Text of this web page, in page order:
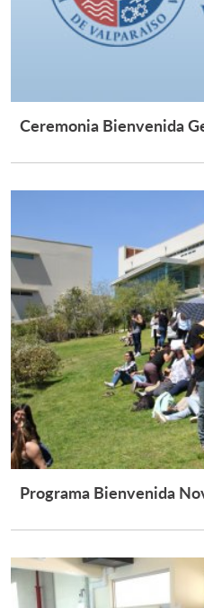
Ceremonia Bienvenida
Programa Bienvenida